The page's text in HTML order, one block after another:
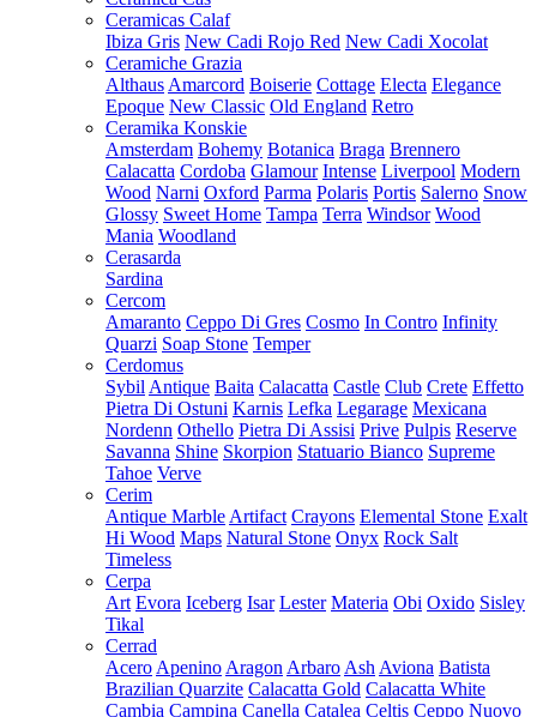
Ceramicas Calaf
Ibiza Gris New Cadi Rojo Red New Cadi Xocolat
Ceramiche Grazia
Althaus Amarcord Boiserie Cottage Electa Elegance
Epoque New Classic Old England Retro
Ceramika Konskie
Amsterdam Bohemy Botanica Braga Brennero
Calacatta Cordoba Glamour Intense Liverpool Modern
Wood Narni Oxford Parma Polaris Portis Salerno Snow
Glossy Sweet Home Tampa Terra Windsor Wood
Mania Woodland
Cerasarda
Sardina
Cercom
Amaranto Ceppo Di Gres Cosmo In Contro Infinity
Quarzi Soap Stone Temper
Cerdomus
Sybil Antique Baita Calacatta Castle Club Crete Effetto
Pietra Di Ostuni Karnis Lefka Legarage Mexicana
Nordenn Othello Pietra Di Assisi Prive Pulpis Reserve
Savanna Shine Skorpion Statuario Bianco Supreme
Tahoe Verve
Cerim
Antique Marble Artifact Crayons Elemental Stone Exalt
Hi Wood Maps Natural Stone Onyx Rock Salt
Timeless
Cerpa
Art Evora Iceberg Isar Lester Materia Obi Oxido Sisley
Tikal
Cerrad
Acero Apenino Aragon Arbaro Ash Aviona Batista
Brazilian Quarzite Calacatta Gold Calacatta White
Cambia Campina Canella Catalea Celtis Ceppo Nuovo